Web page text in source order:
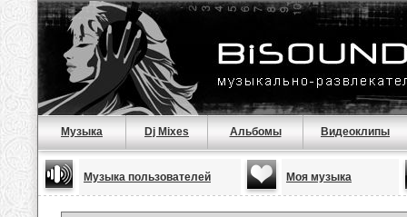
Музыка Dj Mixes Альбомы Видеоклипы
Музыка пользователей Моя музыка